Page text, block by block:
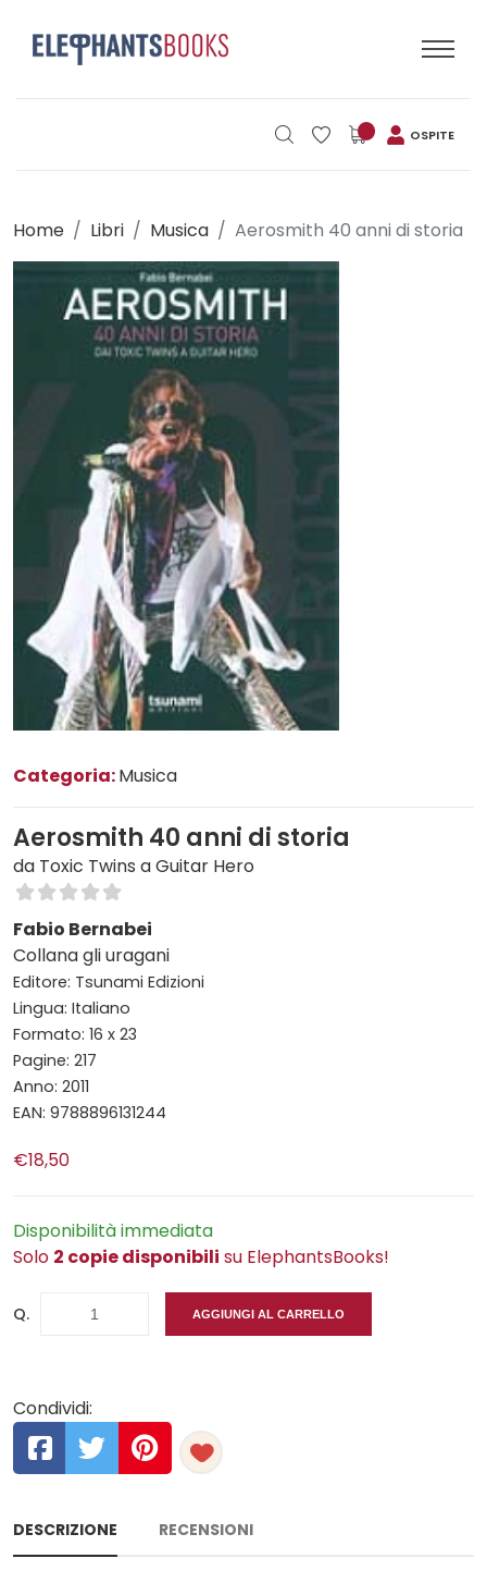
OSPITE
Home Libri Musica Aerosmith 40 anni di storia
Categoria:Musica
Aerosmith 40 anni di storia
da Toxic Twins a Guitar Hero
Fabio Bernabei
Collana gli uragani
Editore: Tsunami Edizioni
Lingua: Italiano
Formato: 16 x 23
Pagine: 217
Anno: 2011
EAN: 9788896131244
€18,50
Disponibilità immediata
Solo 2 copie disponibili su ElephantsBooks!
Q. AGGIUNGI AL CARRELLO
Condividi:
DESCRIZIONE RECENSIONI